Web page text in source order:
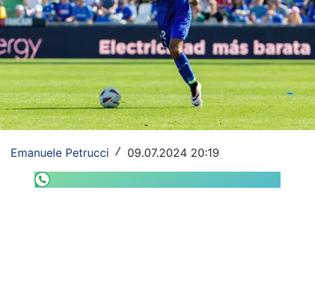
Europa League
Altri Sport
Formula 1
Tennis
Vela
Emanuele Petrucci / 09.07.2024 20:19